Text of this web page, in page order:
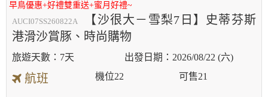
早鳥優惠+好禮雙重送+蜜月好禮~
AUCI07SS260822A
【沙很大－雪梨7日】史蒂芬斯
港滑沙賞豚、時尚購物
7天 2026/08/22 (六)
航班 機位22 可售21